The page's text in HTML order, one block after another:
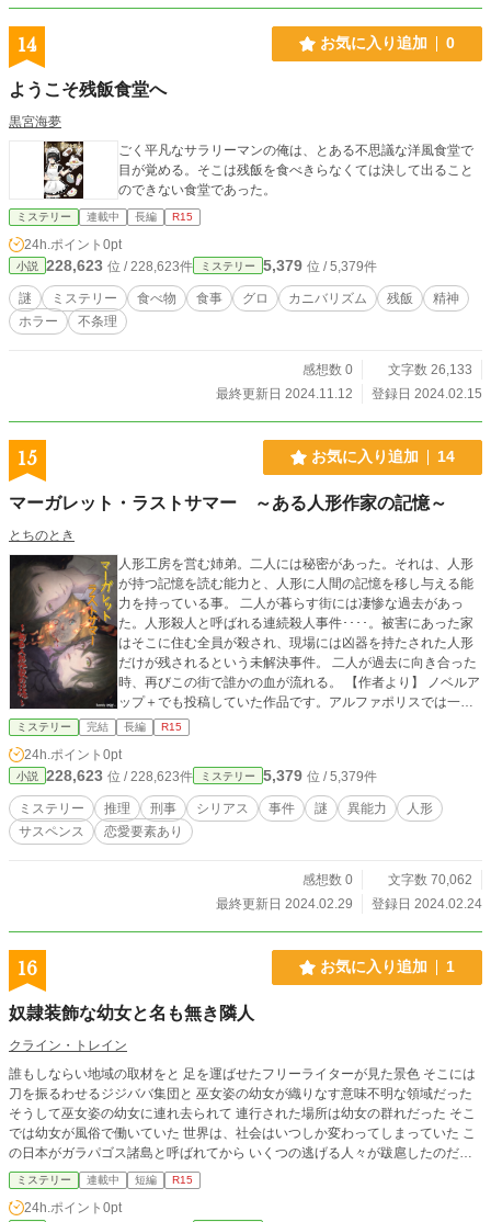
14 お気に入り追加 0
ようこそ残飯食堂へ
黒宮海夢
ごく平凡なサラリーマンの俺は、とある不思議な洋風食堂で
目が覚める。そこは残飯を食べきらなくては決して出ること
のできない食堂であった。
ミステリー 連載中 長編 R15
24h.ポイント 0pt
小説 228,623 位 / 228,623件 ミステリー 5,379 位 / 5,379件
謎 ミステリー 食べ物 食事 グロ カニバリズム 残飯
精神
ホラー
不条理
感想数 0
文字数 26,133
最終更新日 2024.11.12
登録日 2024.02.15
15 お気に入り追加 14
マーガレット・ラストサマー ～ある人形作家の記憶～
とちのとき
人形工房を営む姉弟。二人には秘密があった。それは、人形
が持つ記憶を読む能力と、人形に人間の記憶を移し与える能
力を持っている事。 二人が暮らす街には凄惨な過去があっ
た。人形殺人と呼ばれる連続殺人事件････。被害にあった家
はそこに住む全員が殺され、現場には凶器を持たされた人形
だけが残されるという未解決事件。 二人が過去に向き合った
時、再びこの街で誰かの血が流れる。 【作者より】 ノベルア
ップ＋でも投稿していた作品です。アルファポリスでは一部
加筆修正など施しアップします。最後まで楽しんで頂けたら
幸いです。
ミステリー 完結 長編 R15
24h.ポイント 0pt
小説 228,623 位 / 228,623件 ミステリー 5,379 位 / 5,379件
ミステリー 推理 刑事 シリアス 事件 謎 異能力
人形
サスペンス
恋愛要素あり
感想数 0
文字数 70,062
最終更新日 2024.02.29
登録日 2024.02.24
16 お気に入り追加 1
奴隷装飾な幼女と名も無き隣人
クライン・トレイン
誰もしならい地域の取材をと 足を運ばせたフリーライターが見た景色 そこには
刀を振るわせるジジババ集団と 巫女姿の幼女が織りなす意味不明な領域だった
そうして巫女姿の幼女に連れ去られて 連行された場所は幼女の群れだった そこ
では幼女が風俗で働いていた 世界は、社会はいつしか変わってしまっていた こ
の日本がガラパゴス諸島と呼ばれてから いくつの逃げる人々が跋扈したのだろ
う そして逃げられない人々を世界はこう呼んだ ネガウイルスを持った人間だと
フリーライターの主人公と巫女姿の幼女の物語です 直ぐ終わります いつ終わ
るかは不明です
ミステリー 連載中 短編 R15
24h.ポイント 0pt